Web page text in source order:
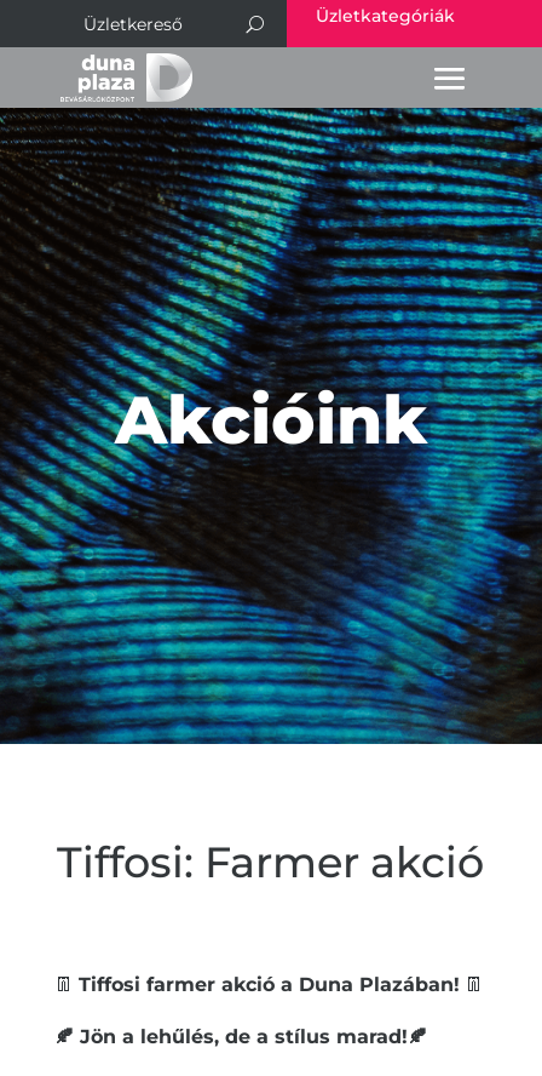
Üzletkategóriák
Akcióink
Tiffosi: Farmer akció
👖 Tiffosi farmer akció a Duna Plazában! 👖
🍂 Jön a lehűlés, de a stílus marad!🍂